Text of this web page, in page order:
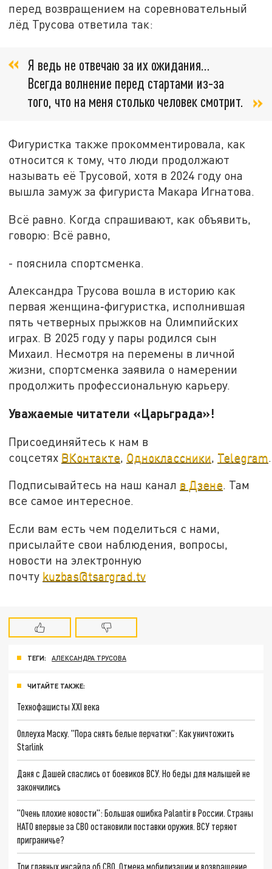
перед возвращением на соревновательный
лёд Трусова ответила так:
Я ведь не отвечаю за их ожидания…
Всегда волнение перед стартами из‑за
того, что на меня столько человек смотрит.
Фигуристка также прокомментировала, как
относится к тому, что люди продолжают
называть её Трусовой, хотя в 2024 году она
вышла замуж за фигуриста Макара Игнатова.
Всё равно. Когда спрашивают, как объявить,
говорю: Всё равно,
- пояснила спортсменка.
Александра Трусова вошла в историю как
первая женщина‑фигуристка, исполнившая
пять четверных прыжков на Олимпийских
играх. В 2025 году у пары родился сын
Михаил. Несмотря на перемены в личной
жизни, спортсменка заявила о намерении
продолжить профессиональную карьеру.
Уважаемые читатели «Царьграда»!
Присоединяйтесь к нам в
соцсетях ВКонтакте, Одноклассники, Telegram.
Подписывайтесь на наш канал в Дзене. Там
все самое интересное.
Если вам есть чем поделиться с нами,
присылайте свои наблюдения, вопросы,
новости на электронную
почту kuzbas@tsargrad.tv
ТЕГИ: АЛЕКСАНДРА ТРУСОВА
ЧИТАЙТЕ ТАКЖЕ:
Технофашисты XXI века
Оплеуха Маску. "Пора снять белые перчатки": Как уничтожить
Starlink
Даня с Дашей спаслись от боевиков ВСУ. Но беды для малышей не
закончились
"Очень плохие новости": Большая ошибка Palantir в России. Страны
НАТО впервые за СВО остановили поставки оружия. ВСУ теряют
приграничье?
Три главных инсайда об СВО. Отмена мобилизации и возвращение